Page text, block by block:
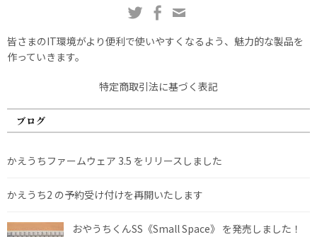
皆さまのIT環境がより便利で使いやすくなるよう、魅力的な製品を
作っていきます。
特定商取引法に基づく表記
ブログ
かえうちファームウェア 3.5 をリリースしました
かえうち2 の予約受け付けを再開いたします
おやうちくんSS《Small Space》 を発売しました！